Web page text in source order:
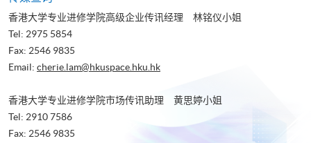
香港大学专业进修学院高级企业传讯经理 林铭仪小姐
Tel: 2975 5854
Fax: 2546 9835
Email: cherie.lam@hkuspace.hku.hk
香港大学专业进修学院市场传讯助理 黄思婷小姐
Tel: 2910 7586
Fax: 2546 9835